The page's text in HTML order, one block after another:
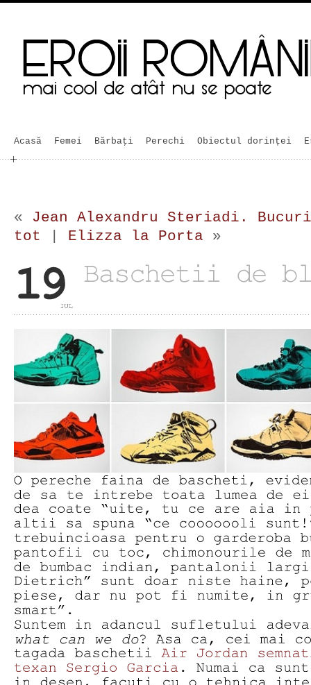
Acasă Femei Bărbaţi Perechi Obiectul dorinței
« Jean Alexandru Steriadi.
tot
Elizza la Porta »